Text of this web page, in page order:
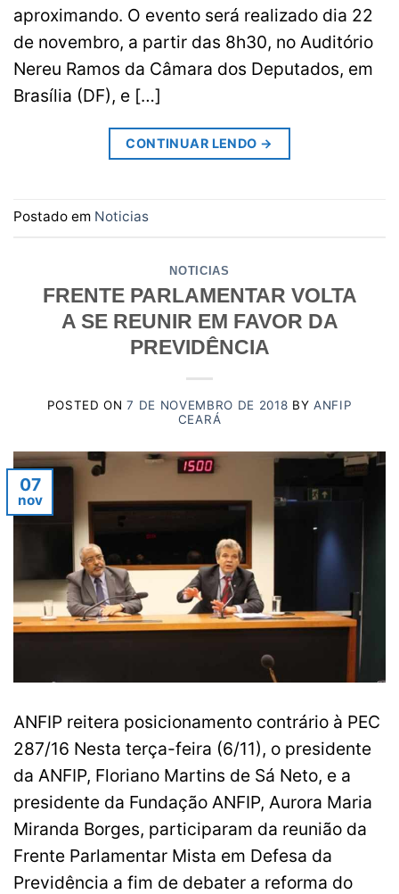
aproximando. O evento será realizado dia 22
de novembro, a partir das 8h30, no Auditório
Nereu Ramos da Câmara dos Deputados, em
Brasília (DF), e […]
CONTINUAR LENDO →
Postado em Noticias
NOTICIAS
FRENTE PARLAMENTAR VOLTA
A SE REUNIR EM FAVOR DA
PREVIDÊNCIA
POSTED ON7 DE NOVEMBRO DE 2018 BYANFIP
CEARÁ
07
nov
ANFIP reitera posicionamento contrário à PEC
287/16 Nesta terça-feira (6/11), o presidente
da ANFIP, Floriano Martins de Sá Neto, e a
presidente da Fundação ANFIP, Aurora Maria
Miranda Borges, participaram da reunião da
Frente Parlamentar Mista em Defesa da
Previdência a fim de debater a reforma do